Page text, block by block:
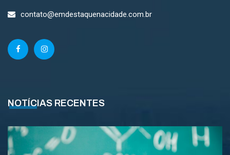
contato@emdestaquenacidade.com.br
NOTÍCIAS RECENTES